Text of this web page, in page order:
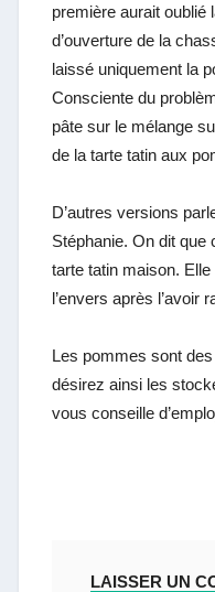
première aurait oublié
d’ouverture de la
laissé uniquement la
Consciente du
pâte sur le mélange
de la tarte tatin aux
D’autres versions
Stéphanie. On dit que
tarte tatin maison. Elle
l’envers après l’avoir
Les pommes sont
désirez ainsi les
vous conseille
LAISSER UN